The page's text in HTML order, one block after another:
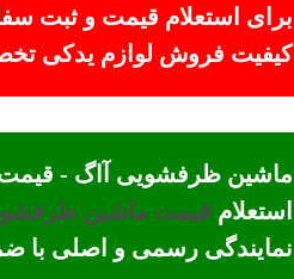
کیفیت فروش لوازم یدکی
استعلام قیمت ماشین
نمایندگی رسمی و اصلی با